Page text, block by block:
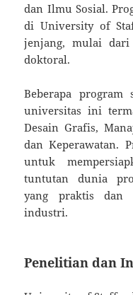
dan Ilmu Sosial.
di University of
jenjang, mulai dari
doktoral.
Beberapa
universitas ini
Desain Grafis,
dan Keperawatan.
untuk
tuntutan dunia
yang praktis dan
industri.
Penelitian dan